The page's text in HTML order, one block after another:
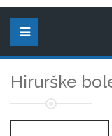
Hirurške